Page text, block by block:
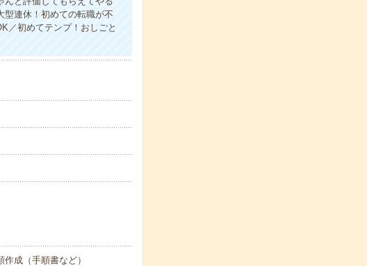
連休！初めての転職が不
／初めてテンプ！おしごと
成（手順書など）